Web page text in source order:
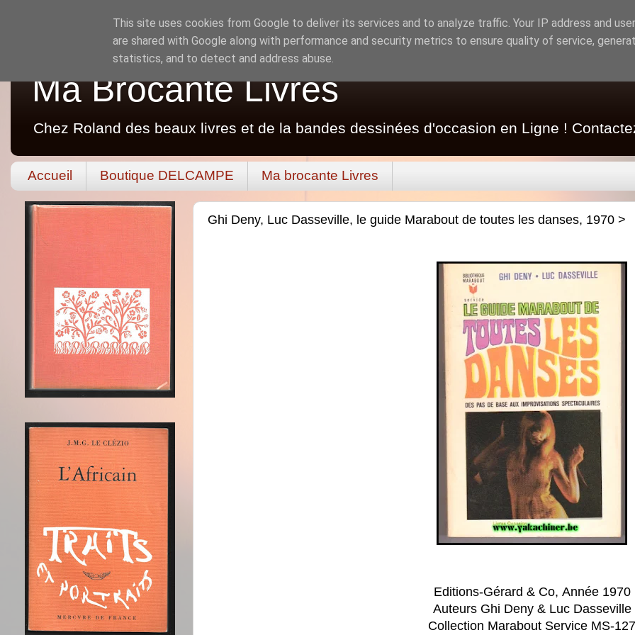
Ma Brocante Livres
Chez Roland des beaux livres et de la bandes dessinées d'occasion en Ligne !
Accueil Boutique DELCAMPE Ma brocante Livres
Ghi Deny, Luc Dasseville, le guide Marabout de toutes les danses, 1970 >
Editions-Gérard & Co, Année 1970
Auteurs Ghi Deny & Luc Dasseville
Collection Marabout Service MS-127
This site uses cookies from Google to deliver its services and to analyze traffic. Your IP address and
are shared with Google along with performance and security metrics to ensure quality of service,
statistics, and to detect and address abuse.